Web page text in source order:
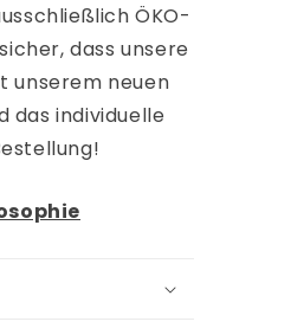
ÖKO-
dass unsere
unserem neuen
das individuelle